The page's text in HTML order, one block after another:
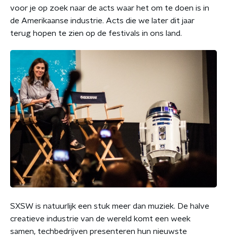
voor je op zoek naar de acts waar het om te doen is in
de Amerikaanse industrie. Acts die we later dit jaar
terug hopen te zien op de festivals in ons land.
SXSW is natuurlijk een stuk meer dan muziek. De halve
creatieve industrie van de wereld komt een week
samen, techbedrijven presenteren hun nieuwste